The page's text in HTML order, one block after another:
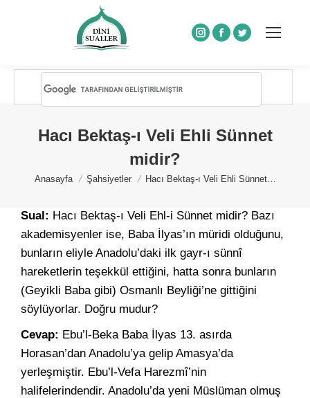
Instagram
Facebook
Twitter
Hacı Bektaş-ı Veli Ehli Sünnet
midir?
You are here:
Anasayfa Şahsiyetler Hacı Bektaş-ı Veli Ehli Sünnet…
Sual: Hacı Bektaş-ı Veli Ehl-i Sünnet midir? Bazı
akademisyenler ise, Baba İlyas’ın müridi olduğunu,
bunların eliyle Anadolu’daki ilk gayr-ı sünnî
hareketlerin teşekkül ettiğini, hatta sonra bunların
(Geyikli Baba gibi) Osmanlı Beyliği’ne gittiğini
söylüyorlar. Doğru mudur?
Cevap: Ebu’l-Beka Baba İlyas 13. asırda
Horasan’dan Anadolu’ya gelip Amasya’da
yerleşmiştir. Ebu’l-Vefa Harezmî’nin
halifelerindendir. Anadolu’da yeni Müslüman olmuş